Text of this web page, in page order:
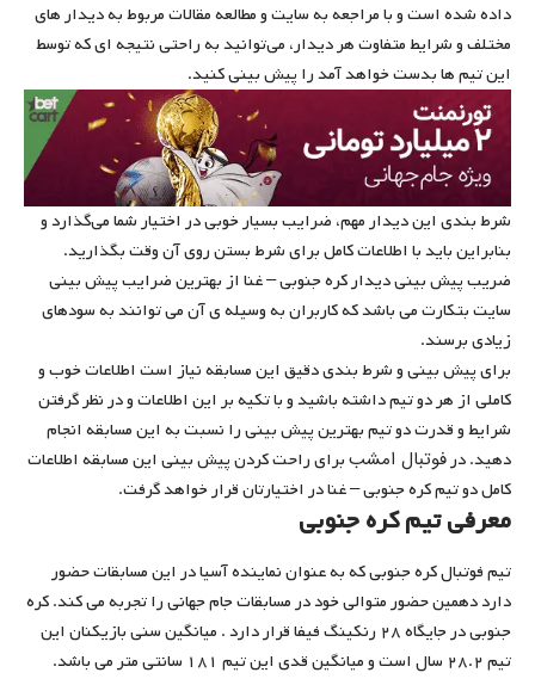
داده شده است و با مراجعه به سایت و مطالعه مقالات مربوط به دیدار های
مختلف و شرایط متفاوت هر دیدار، می‌توانید به راحتی نتیجه ‌ای که توسط
این تیم ‌ها بدست خواهد آمد را پیش بینی کنید.
شرط بندی این دیدار مهم، ضرایب بسیار خوبی در اختیار شما می‌گذارد و
بنابراین باید با اطلاعات کامل برای شرط بستن روی آن وقت بگذارید‌.
ضریب پیش بینی دیدار کره جنوبی – غنا از بهترین ضرایب پیش بینی
سایت بتکارت می باشد که کاربران به وسیله ی آن می توانند به سودهای
زیادی برسند.
برای پیش بینی و شرط بندی دقیق این مسابقه نیاز است اطلاعات خوب و
کاملی از هر دو تیم داشته باشید و با تکیه بر این اطلاعات و در نظر گرفتن
شرایط و قدرت دو تیم بهترین پیش بینی را نسبت به این مسابقه انجام
دهید. درفوتبال امشببرای راحت کردن پیش بینی این مسابقه اطلاعات
کامل دو تیم کره جنوبی – غنا در اختیارتان قرار خواهد گرفت.
معرفی تیم کره جنوبی
تیم فوتبال کره جنوبی که به عنوان نماینده آسیا در این مسابقات حضور
دارد دهمین حضور متوالی خود در مسابقات جام جهانی را تجربه می کند‌. کره
جنوبی در جایگاه ۲۸ رنکینگ فیفا قرار دارد‌ . میانگین سنی بازیکنان این
تیم ۲۸.۲ سال است و میانگین قدی این تیم ۱۸۱ سانتی متر می باشد‌.